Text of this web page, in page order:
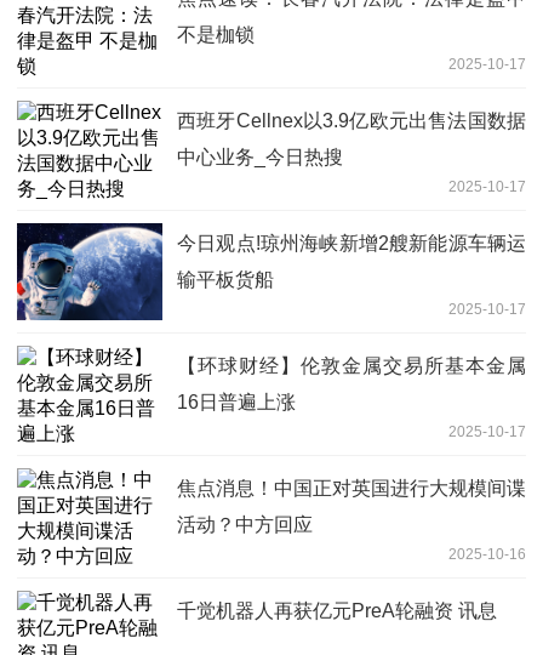
不是枷锁
2025-10-17
西班牙Cellnex以3.9亿欧元出售法国数据
中心业务_今日热搜
2025-10-17
今日观点!琼州海峡新增2艘新能源车辆运
输平板货船
2025-10-17
【环球财经】伦敦金属交易所基本金属
16日普遍上涨
2025-10-17
焦点消息！中国正对英国进行大规模间谍
活动？中方回应
2025-10-16
千觉机器人再获亿元PreA轮融资 讯息